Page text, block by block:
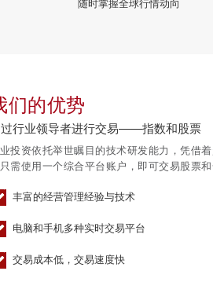
们的优势
行业领导者进行交易——指数和股票
投资依托举世瞩目的技术研发能力，凭借
需使用一个综合平台账户，即可交易股票和
丰富的经营管理经验与技术
电脑和手机多种实时交易平台
交易成本低，交易速度快